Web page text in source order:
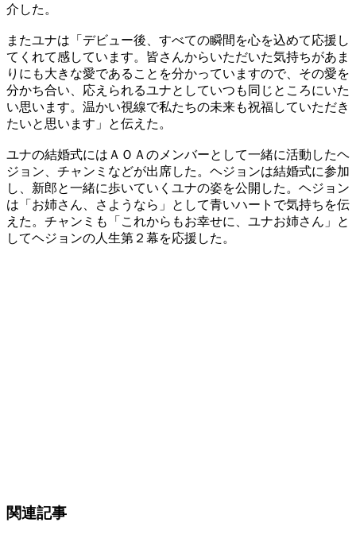
介した。
​またユナは「デビュー後、すべての瞬間を心を込めて応援し
てくれて感しています。皆さんからいただいた気持ちがあま
りにも大きな愛であることを分かっていますので、その愛を
分かち合い、応えられるユナとしていつも同じところにいた
い思います。温かい視線で私たちの未来も祝福していただき
たいと思います」と伝えた。
​ユナの結婚式にはＡＯＡのメンバーとして一緒に活動したヘ
ジョン、チャンミなどが出席した。ヘジョンは結婚式に参加
し、新郎と一緒に歩いていくユナの姿を公開した。ヘジョン
は「お姉さん、さようなら」として青いハートで気持ちを伝
えた。チャンミも「これからもお幸せに、ユナお姉さん」と
してヘジョンの人生第２幕を応援した。​
関連記事